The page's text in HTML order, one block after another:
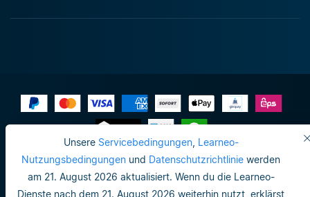
Unsere Servicebedingungen, Learneo-
Nutzungsbedingungen und Datenschutzrichtlinie werden
am 21. August 2026 aktualisiert. Wenn du die Learneo-
Dienste nach dem 21. August 2026 weiterhin nutzt, erklärst
Impressum
Do not sell or share my personal info